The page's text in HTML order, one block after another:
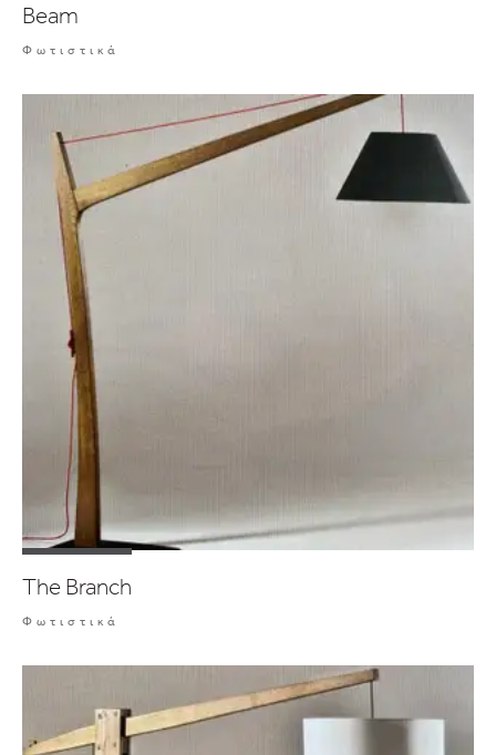
Beam
Φωτιστικά
The Branch
Φωτιστικά